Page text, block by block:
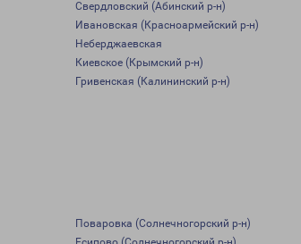
Свердловский (Абинский р-н)
Ивановская (Красноармейский р-н)
Неберджаевская
Киевское (Крымский р-н)
Гривенская (Калининский р-н)
Поваровка (Солнечногорский р-н)